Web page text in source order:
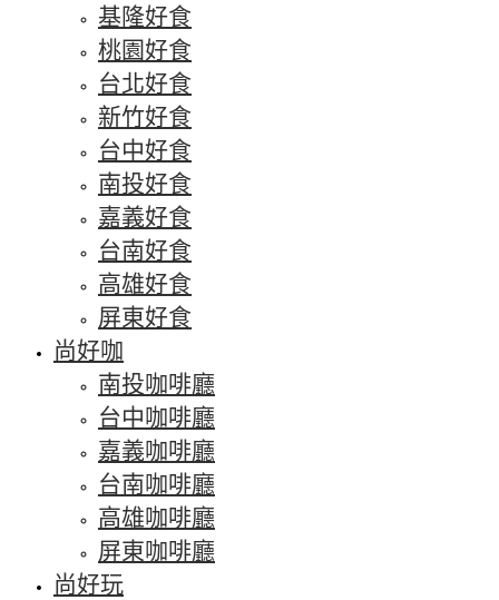
基隆好食
桃園好食
台北好食
新竹好食
台中好食
南投好食
嘉義好食
台南好食
高雄好食
屏東好食
尚好咖
南投咖啡廳
台中咖啡廳
嘉義咖啡廳
台南咖啡廳
高雄咖啡廳
屏東咖啡廳
尚好玩